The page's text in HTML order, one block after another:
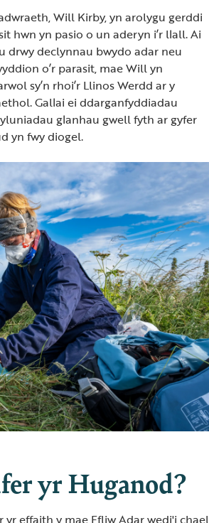
Will Kirby, yn arolygu gerddi
hwn yn pasio o un aderyn i’r llall. Ai
drwy declynnau bwydo adar neu
o’r parasit, mae Will yn
sy’n rhoi’r Llinos Werdd ar y
Gallai ei ddarganfyddiadau
glanhau gwell fyth ar gyfer
yn fwy diogel.
yr Huganod?
effaith y mae Ffliw Adar wedi'i chael